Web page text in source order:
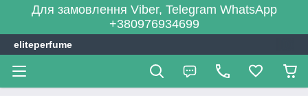
Для замовлення Viber, Telegram WhatsApp
+380976934699
eliteperfume